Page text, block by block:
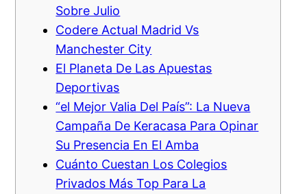
Sobre Julio
Codere Actual Madrid Vs
Manchester City
El Planeta De Las Apuestas
Deportivas
“el Mejor Valia Del País”: La Nueva
Campaña De Keracasa Para Opinar
Su Presencia En El Amba
Cuánto Cuestan Los Colegios
Privados Más Top Para La